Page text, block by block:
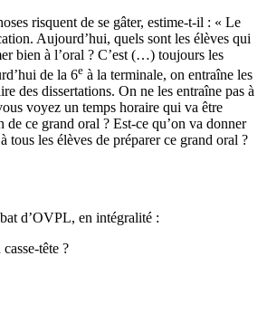
risquent de se gâter, estime-t-il : « Le
Aujourd’hui, quels sont les élèves qui
bien à l’oral ? C’est (…) toujours les
de la 6e à la terminale, on entraîne les
des dissertations. On ne les entraîne pas à
voyez un temps horaire qui va être
de ce grand oral ? Est-ce qu’on va donner
tous les élèves de préparer ce grand oral ?
d’OVPL, en intégralité :
tête ?